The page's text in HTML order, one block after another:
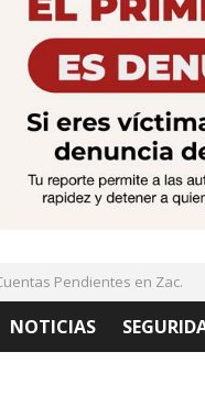
Pendientes en Zac.
NOTICIAS